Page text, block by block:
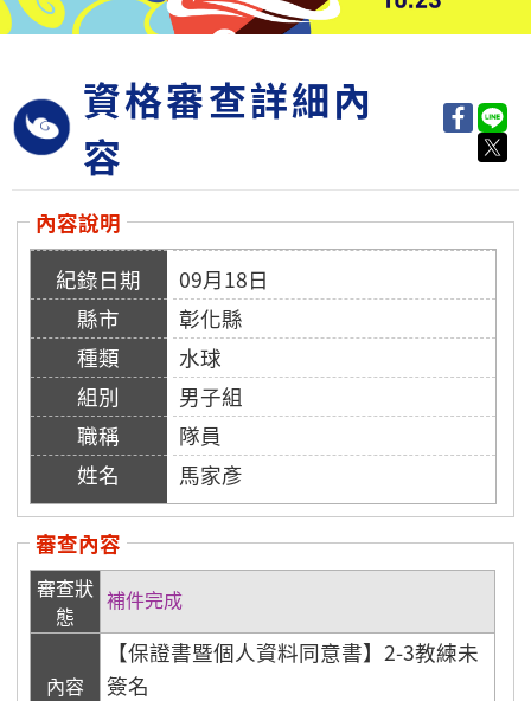
資格審查詳細內
容
內容說明
09月18日
彰化縣
水球
男子組
隊員
馬家彥
審查內容
審查狀
態
補件完成
內容
【保證書暨個人資料同意書】2-3教練未
簽名